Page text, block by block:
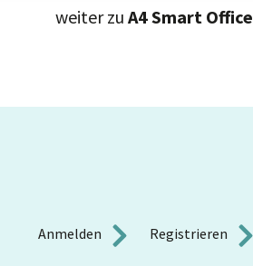
weiter zu A4Smart Office
Anmelden Registrieren